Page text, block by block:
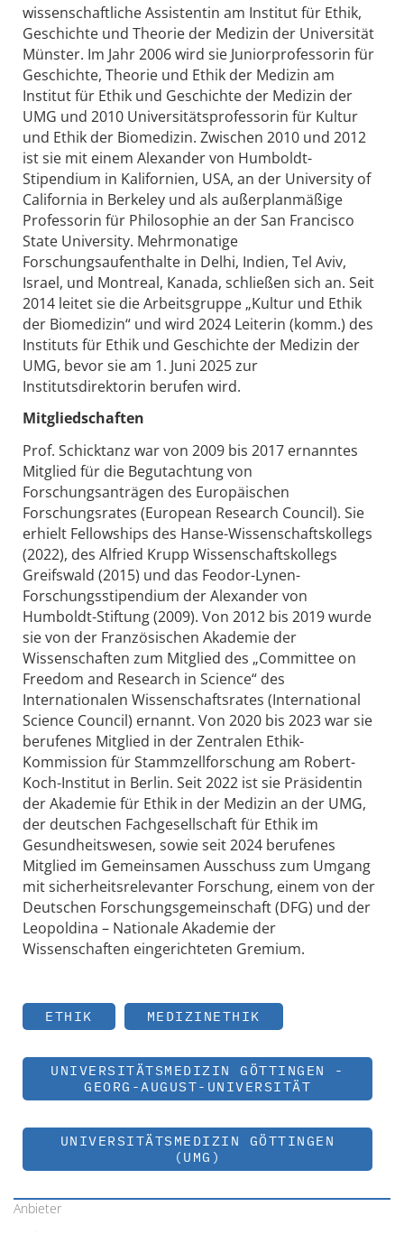
wissenschaftliche Assistentin am Institut für Ethik,
Geschichte und Theorie der Medizin der Universität
Münster. Im Jahr 2006 wird sie Juniorprofessorin für
Geschichte, Theorie und Ethik der Medizin am
Institut für Ethik und Geschichte der Medizin der
UMG und 2010 Universitätsprofessorin für Kultur
und Ethik der Biomedizin. Zwischen 2010 und 2012
ist sie mit einem Alexander von Humboldt-
Stipendium in Kalifornien, USA, an der University of
California in Berkeley und als außerplanmäßige
Professorin für Philosophie an der San Francisco
State University. Mehrmonatige
Forschungsaufenthalte in Delhi, Indien, Tel Aviv,
Israel, und Montreal, Kanada, schließen sich an. Seit
2014 leitet sie die Arbeitsgruppe „Kultur und Ethik
der Biomedizin“ und wird 2024 Leiterin (komm.) des
Instituts für Ethik und Geschichte der Medizin der
UMG, bevor sie am 1. Juni 2025 zur
Institutsdirektorin berufen wird.
Mitgliedschaften
Prof. Schicktanz war von 2009 bis 2017 ernanntes
Mitglied für die Begutachtung von
Forschungsanträgen des Europäischen
Forschungsrates (European Research Council). Sie
erhielt Fellowships des Hanse-Wissenschaftskollegs
(2022), des Alfried Krupp Wissenschaftskollegs
Greifswald (2015) und das Feodor-Lynen-
Forschungsstipendium der Alexander von
Humboldt-Stiftung (2009). Von 2012 bis 2019 wurde
sie von der Französischen Akademie der
Wissenschaften zum Mitglied des „Committee on
Freedom and Research in Science“ des
Internationalen Wissenschaftsrates (International
Science Council) ernannt. Von 2020 bis 2023 war sie
berufenes Mitglied in der Zentralen Ethik-
Kommission für Stammzellforschung am Robert-
Koch-Institut in Berlin. Seit 2022 ist sie Präsidentin
der Akademie für Ethik in der Medizin an der UMG,
der deutschen Fachgesellschaft für Ethik im
Gesundheitswesen, sowie seit 2024 berufenes
Mitglied im Gemeinsamen Ausschuss zum Umgang
mit sicherheitsrelevanter Forschung, einem von der
Deutschen Forschungsgemeinschaft (DFG) und der
Leopoldina – Nationale Akademie der
Wissenschaften eingerichteten Gremium.
ETHIK MEDIZINETHIK
UNIVERSITÄTSMEDIZIN GÖTTINGEN -
GEORG-AUGUST-UNIVERSITÄT
UNIVERSITÄTSMEDIZIN GÖTTINGEN
(UMG)
Anbieter